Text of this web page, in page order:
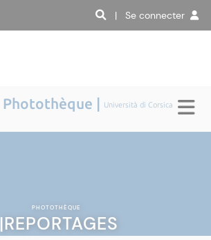
| Se connecter
Photothèque | Università di Corsica
PHOTOTHÈQUE
|REPORTAGES